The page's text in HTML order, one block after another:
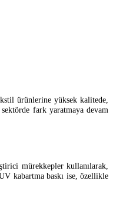
ürünlerine yüksek kalitede,
fark yaratmaya devam
mürekkepler kullanılarak,
kabartma baskı ise, özellikle